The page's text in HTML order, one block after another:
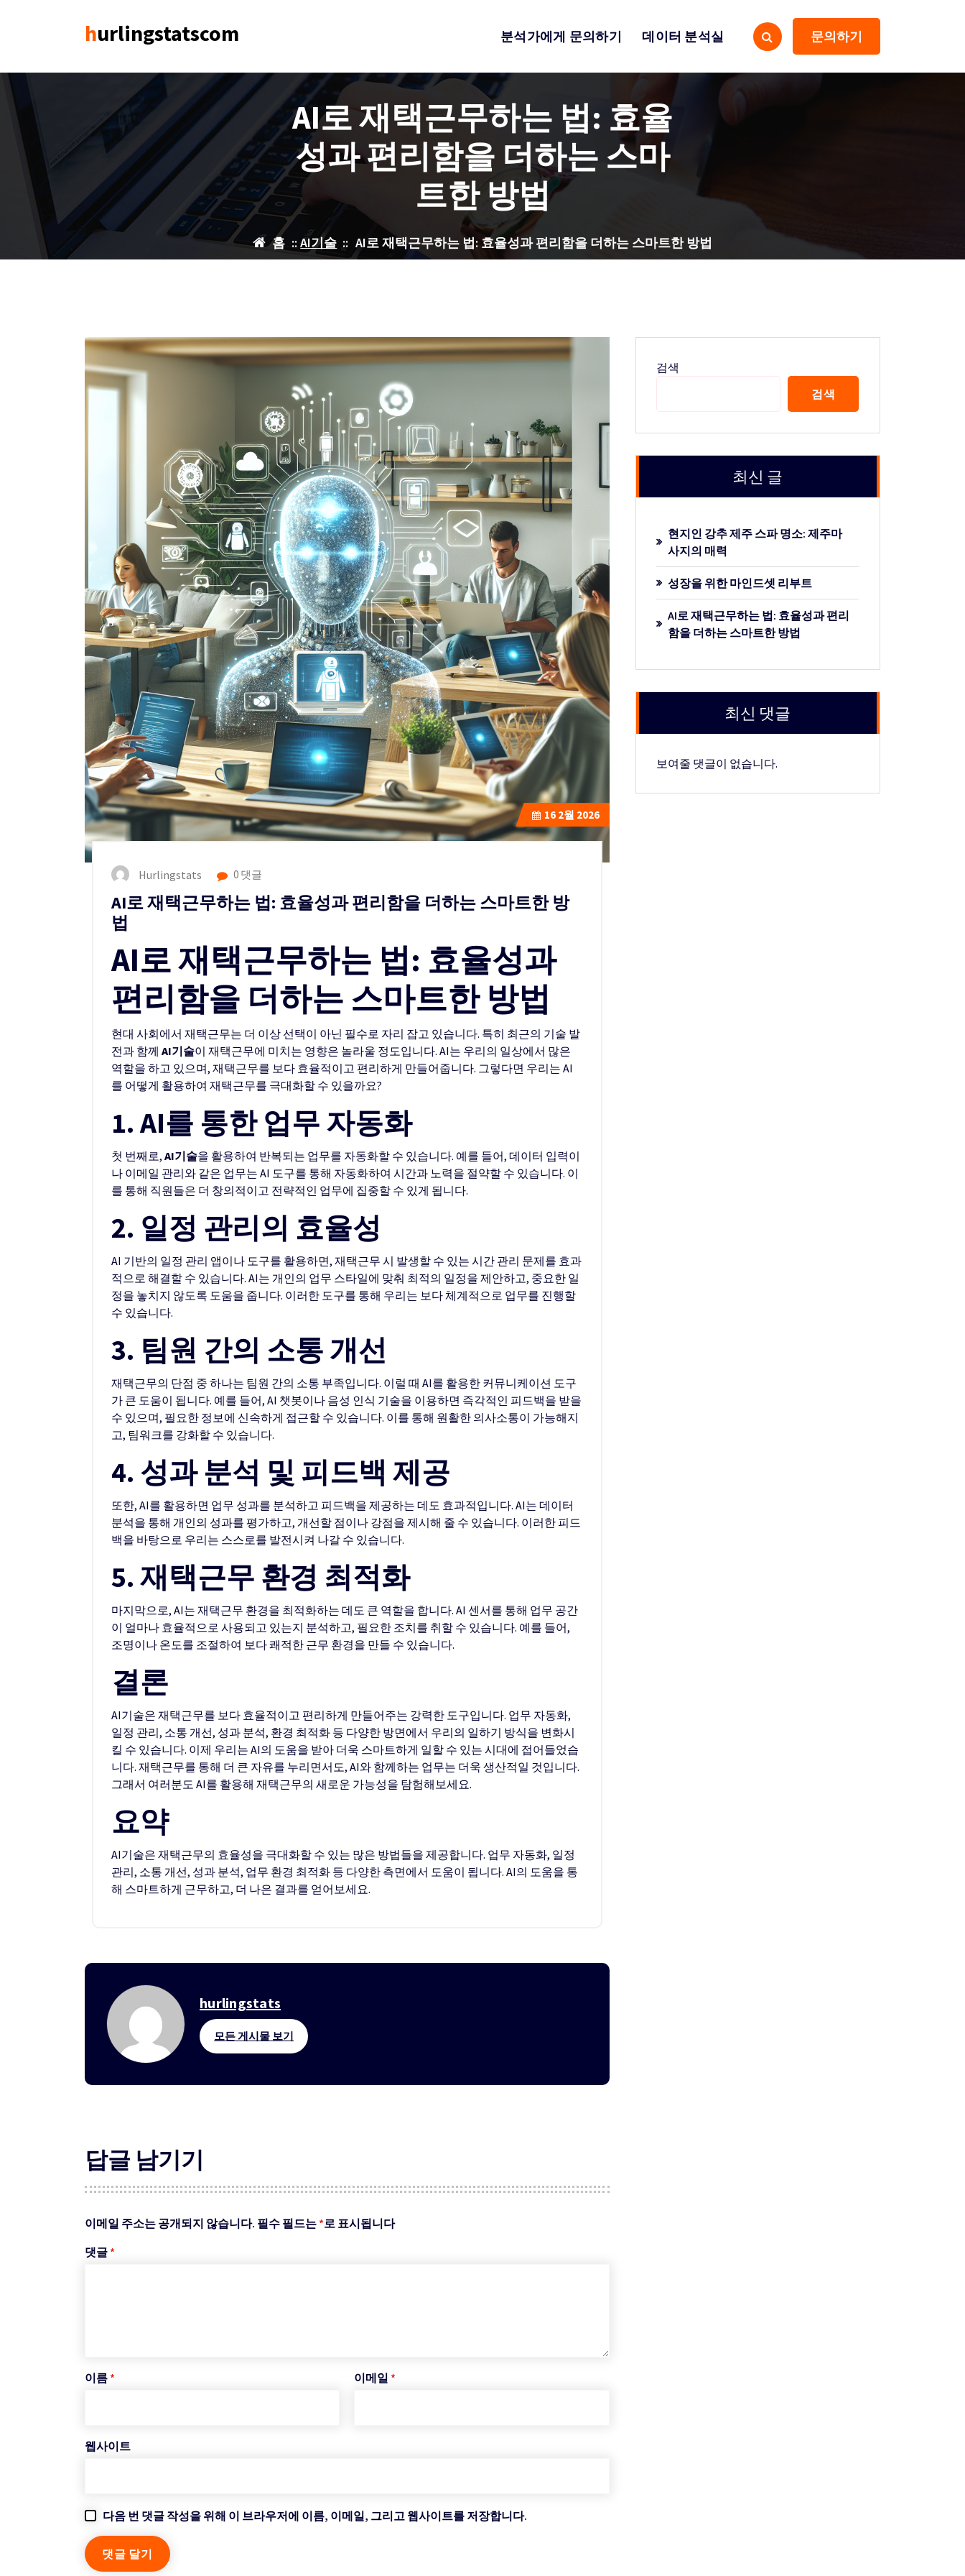
건
hurlingstatscom 분석가에게 문의하기 데이터 분석실 문의하기
AI로 재택근무하는 법: 효율
성과 편리함을 더하는 스마
트한 방법
홈 ::AI기술 :: AI로 재택근무하는 법: 효율성과 편리함을 더하는 스마트한 방법
162월 2026
Hurlingstats 0 댓글
AI로 재택근무하는 법: 효율성과 편리함을 더하는 스마트한 방
법
AI로 재택근무하는 법: 효율성과
편리함을 더하는 스마트한 방법
현대 사회에서 재택근무는 더 이상 선택이 아닌 필수로 자리 잡고 있습니다. 특히 최근의 기술 발
전과 함께 AI기술이 재택근무에 미치는 영향은 놀라울 정도입니다. AI는 우리의 일상에서 많은
역할을 하고 있으며, 재택근무를 보다 효율적이고 편리하게 만들어줍니다. 그렇다면 우리는 AI
를 어떻게 활용하여 재택근무를 극대화할 수 있을까요?
1. AI를 통한 업무 자동화
첫 번째로, AI기술을 활용하여 반복되는 업무를 자동화할 수 있습니다. 예를 들어, 데이터 입력이
나 이메일 관리와 같은 업무는 AI 도구를 통해 자동화하여 시간과 노력을 절약할 수 있습니다. 이
를 통해 직원들은 더 창의적이고 전략적인 업무에 집중할 수 있게 됩니다.
2. 일정 관리의 효율성
AI 기반의 일정 관리 앱이나 도구를 활용하면, 재택근무 시 발생할 수 있는 시간 관리 문제를 효과
적으로 해결할 수 있습니다. AI는 개인의 업무 스타일에 맞춰 최적의 일정을 제안하고, 중요한 일
정을 놓치지 않도록 도움을 줍니다. 이러한 도구를 통해 우리는 보다 체계적으로 업무를 진행할
수 있습니다.
3. 팀원 간의 소통 개선
재택근무의 단점 중 하나는 팀원 간의 소통 부족입니다. 이럴 때 AI를 활용한 커뮤니케이션 도구
가 큰 도움이 됩니다. 예를 들어, AI 챗봇이나 음성 인식 기술을 이용하면 즉각적인 피드백을 받을
수 있으며, 필요한 정보에 신속하게 접근할 수 있습니다. 이를 통해 원활한 의사소통이 가능해지
고, 팀워크를 강화할 수 있습니다.
4. 성과 분석 및 피드백 제공
또한, AI를 활용하면 업무 성과를 분석하고 피드백을 제공하는 데도 효과적입니다. AI는 데이터
분석을 통해 개인의 성과를 평가하고, 개선할 점이나 강점을 제시해 줄 수 있습니다. 이러한 피드
백을 바탕으로 우리는 스스로를 발전시켜 나갈 수 있습니다.
5. 재택근무 환경 최적화
마지막으로, AI는 재택근무 환경을 최적화하는 데도 큰 역할을 합니다. AI 센서를 통해 업무 공간
이 얼마나 효율적으로 사용되고 있는지 분석하고, 필요한 조치를 취할 수 있습니다. 예를 들어,
조명이나 온도를 조절하여 보다 쾌적한 근무 환경을 만들 수 있습니다.
결론
AI기술은 재택근무를 보다 효율적이고 편리하게 만들어주는 강력한 도구입니다. 업무 자동화,
일정 관리, 소통 개선, 성과 분석, 환경 최적화 등 다양한 방면에서 우리의 일하기 방식을 변화시
킬 수 있습니다. 이제 우리는 AI의 도움을 받아 더욱 스마트하게 일할 수 있는 시대에 접어들었습
니다. 재택근무를 통해 더 큰 자유를 누리면서도, AI와 함께하는 업무는 더욱 생산적일 것입니다.
그래서 여러분도 AI를 활용해 재택근무의 새로운 가능성을 탐험해보세요.
요약
AI기술은 재택근무의 효율성을 극대화할 수 있는 많은 방법들을 제공합니다. 업무 자동화, 일정
관리, 소통 개선, 성과 분석, 업무 환경 최적화 등 다양한 측면에서 도움이 됩니다. AI의 도움을 통
해 스마트하게 근무하고, 더 나은 결과를 얻어보세요.
hurlingstats
모든 게시물 보기
답글 남기기
이메일 주소는 공개되지 않습니다. 필수 필드는 *로 표시됩니다
댓글 *
이름 * 이메일 *
웹사이트
다음 번 댓글 작성을 위해 이 브라우저에 이름, 이메일, 그리고 웹사이트를 저장합니다.
검색
검색
최신 글
현지인 강추 제주 스파 명소: 제주마
사지의 매력
성장을 위한 마인드셋 리부트
AI로 재택근무하는 법: 효율성과 편리
함을 더하는 스마트한 방법
최신 댓글
보여줄 댓글이 없습니다.